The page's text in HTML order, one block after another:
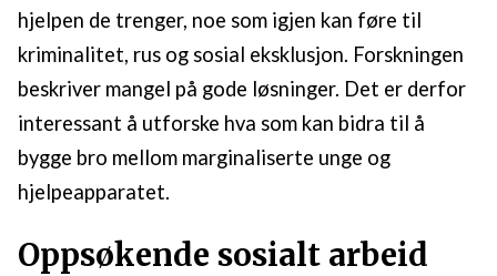
hjelpen de trenger, noe som igjen kan føre til
kriminalitet, rus og sosial eksklusjon. Forskningen
beskriver mangel på gode løsninger. Det er derfor
interessant å utforske hva som kan bidra til å
bygge bro mellom marginaliserte unge og
hjelpeapparatet.
Oppsøkende sosialt arbeid